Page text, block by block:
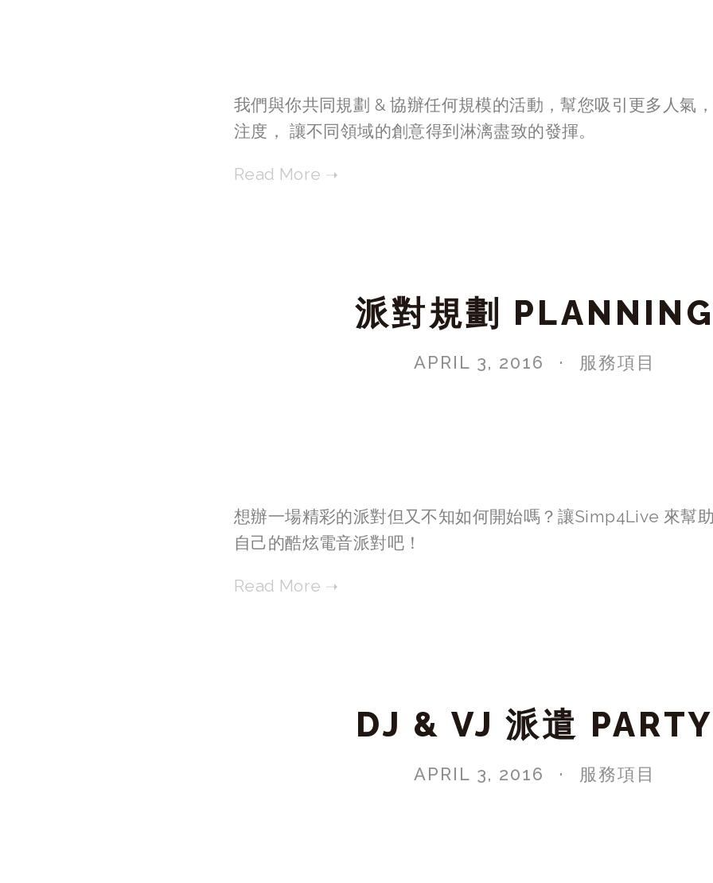
我們與你共同規劃 & 協辦任何規模的活動，幫您吸引更多人氣
注度， 讓不同領域的創意得到淋漓盡致的發揮。
派對規劃 PLANNING
APRIL 3, 2016 服務項目
想辦一場精彩的派對但又不知如何開始嗎？讓Simp4Live 來幫
自己的酷炫電音派對吧！
DJ & VJ 派遣 PARTY
APRIL 3, 2016 服務項目